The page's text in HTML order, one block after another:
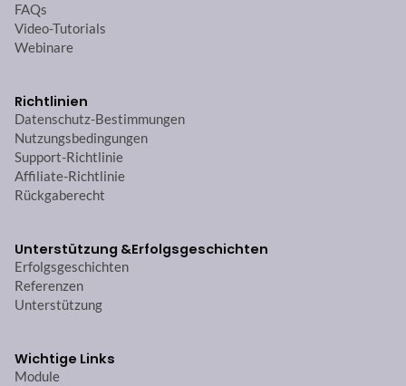
FAQs
Video-Tutorials
Webinare
Richtlinien
Datenschutz-Bestimmungen
Nutzungsbedingungen
Support-Richtlinie
Affiliate-Richtlinie
Rückgaberecht
Unterstützung &Erfolgsgeschichten
Erfolgsgeschichten
Referenzen
Unterstützung
Wichtige Links
Module